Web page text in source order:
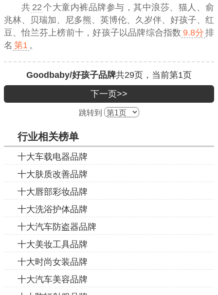
共 22 个大童内裤品牌参与，其中浪莎、猫人、俞
兆林、贝瑞加、尼多熊、英博伦、久岁伴、好孩子、红
豆、怡兰芬上榜前十，好孩子 以品牌综合指数 9.8分 排
名 第1 。
Goodbaby/好孩子品牌共29页，当前第1页
下一页>>
跳转到
行业相关榜单
十大车载电器品牌
十大肤质改善品牌
十大唇部彩妆品牌
十大洗浴护体品牌
十大汽车防盗器品牌
十大美妆工具品牌
十大时尚女装品牌
十大汽车美容品牌